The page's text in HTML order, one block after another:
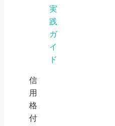
実
践
ガ
イ
ド
信
用
格
付